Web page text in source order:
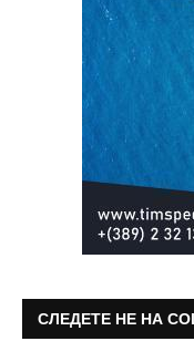
СЛЕДЕТЕ НЕ НА